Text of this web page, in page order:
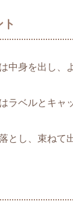
中身を出し、
ラベルとキャ
とし、束ねて